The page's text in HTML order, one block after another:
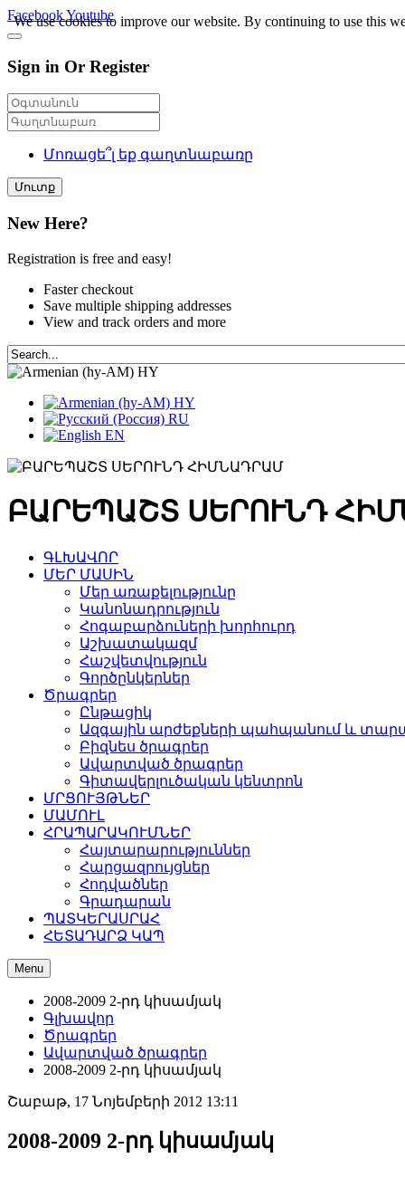
FacebookYoutube
Sign in Or Register
Մոռացե՞լ եք գաղտնաբառը
Մուտք
New Here?
Registration is free and easy!
Faster checkout
Save multiple shipping addresses
View and track orders and more
HY
HY
RU
EN
ԲԱՐԵՊԱՇՏ ՍԵՐՈՒՆԴ
ԳԼԽԱՎՈՐ
ՄԵՐ ՄԱՍԻՆ
Մեր առաքելությունը
Կանոնադրություն
Հոգաբարձուների խորհուրդ
Աշխատակազմ
Հաշվետվություն
Գործընկերներ
Ծրագրեր
Ընթացիկ
Ազգային արժեքների պահպանում և
Բիզնես ծրագրեր
Ավարտված ծրագրեր
Գիտավերլուծական կենտրոն
ՄՐՑՈՒՅԹՆԵՐ
ՄԱՄՈՒԼ
ՀՐԱՊԱՐԱԿՈՒՄՆԵՐ
Հայտարարություններ
Հարցազրույցներ
Հոդվածներ
Գրադարան
ՊԱՏԿԵՐԱՍՐԱՀ
ՀԵՏԱԴԱՐՁ ԿԱՊ
Menu
2008-2009 2-րդ կիսամյակ
Գլխավոր
Ծրագրեր
Ավարտված ծրագրեր
2008-2009 2-րդ կիսամյակ
Շաբաթ, 17 Նոյեմբերի 2012 13:11
2008-2009 2-րդ կիսամյակ
We use cookies to improve our website. By continuing to use this